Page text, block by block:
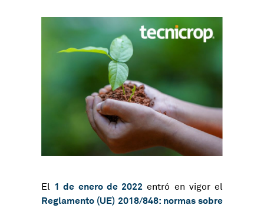
El 1 de enero de 2022 entró en vigor el
Reglamento (UE) 2018/848: normas sobre